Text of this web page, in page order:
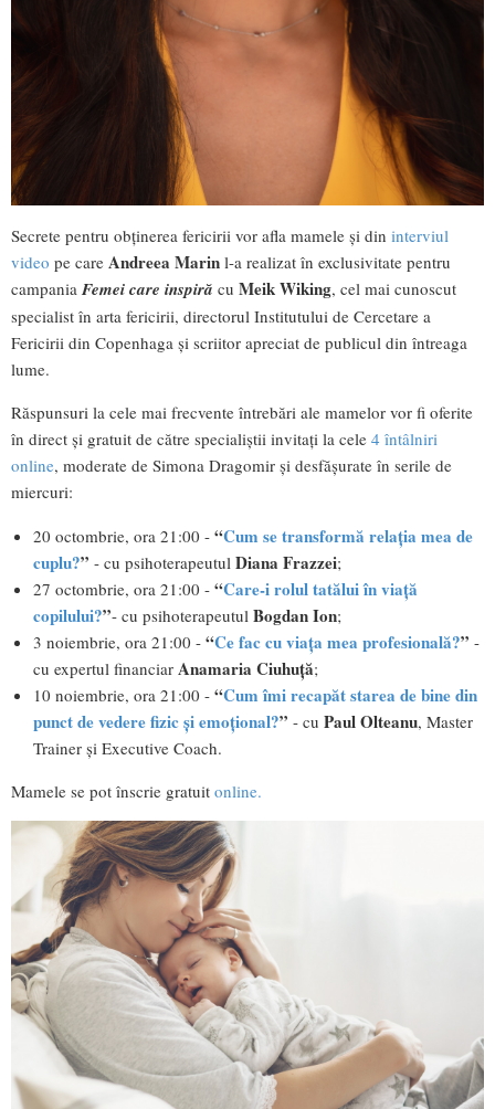
Secrete pentru obținerea fericirii vor afla mamele și din interviul
video pe care Andreea Marin l-a realizat în exclusivitate pentru
campania Femei care inspiră cu Meik Wiking, cel mai cunoscut
specialist în arta fericirii, directorul Institutului de Cercetare a
Fericirii din Copenhaga și scriitor apreciat de publicul din întreaga
lume.
Răspunsuri la cele mai frecvente întrebări ale mamelor vor fi oferite
în direct și gratuit de către specialiștii invitați la cele 4 întâlniri
online, moderate de Simona Dragomir și desfășurate în serile de
miercuri:
20 octombrie, ora 21:00 - “Cum se transformă relația mea de
cuplu?” - cu psihoterapeutul Diana Frazzei;
27 octombrie, ora 21:00 - “Care-irolul tatălui în viață
copilului?”- cu psihoterapeutul BogdanIon;
3 noiembrie, ora 21:00 - “Ce fac cuviața mea profesională?” -
cu expertul financiar Anamaria Ciuhuță;
10 noiembrie, ora 21:00 - “Cum îmi recapăt starea de binedin
punct de vederefizic și emoțional?” - cu Paul Olteanu, Master
Trainer și Executive Coach.
Mamele se pot înscrie gratuit online.